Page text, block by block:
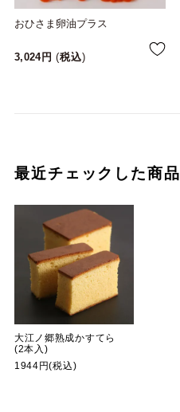
おひさま卵油プラス
3,024 税込
最近チェックした商品
大江ノ郷熟成かすてら
(2本入)
1944円(税込)